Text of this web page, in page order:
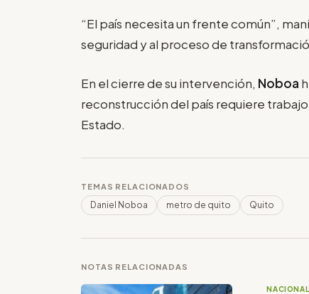
“El país necesita un frente común”,
seguridad y al proceso de
En el cierre de su intervención, Noboa
reconstrucción del país requiere
Estado.
TEMAS RELACIONADOS
Daniel Noboa metro de quito Quito
NOTAS RELACIONADAS